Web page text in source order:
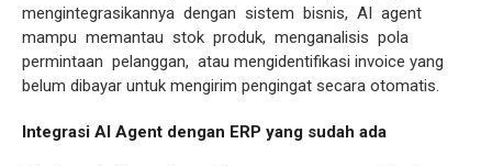
mengintegrasikannya dengan sistem bisnis, AI agent
mampu memantau stok produk, menganalisis pola
permintaan pelanggan, atau mengidentifikasi invoice yang
belum dibayar untuk mengirim pengingat secara otomatis.
Integrasi AI Agent dengan ERP yang sudah ada